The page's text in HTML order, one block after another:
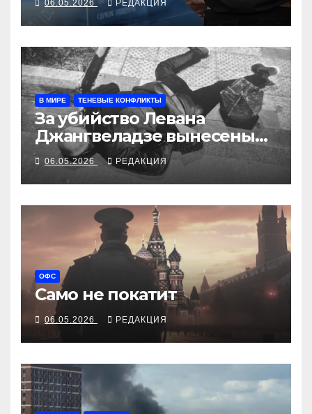
06.05.2026 РЕДАКЦИЯ
В МИРЕ ТЕНЕВЫЕ КОНФЛИКТЫ
За убийство Левана
Джангвеладзе вынесены
пожизненные приговоры
06.05.2026 РЕДАКЦИЯ
ОФС
Само не покатит
06.05.2026 РЕДАКЦИЯ